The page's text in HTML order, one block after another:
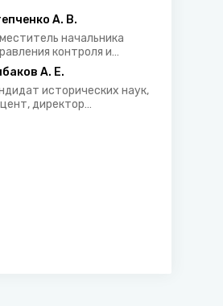
к
Министерства
Беларусь
2024 г. №2)
А. В.
начальника
контроля и
юридической
главного
обязательной
экспертизы
А. Е.
исторических наук,
директор